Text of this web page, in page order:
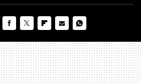
MAIL